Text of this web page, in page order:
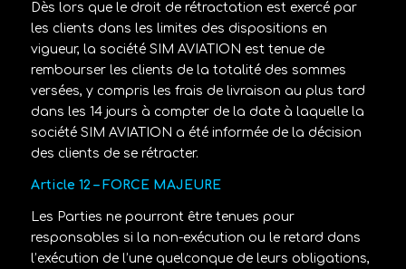
Dès lors que le droit de rétractation est exercé par
les clients dans les limites des dispositions en
vigueur, la société SIM AVIATION est tenue de
rembourser les clients de la totalité des sommes
versées, y compris les frais de livraison au plus tard
dans les 14 jours à compter de la date à laquelle la
société SIM AVIATION a été informée de la décision
des clients de se rétracter.
Article 12 – FORCE MAJEURE
Les Parties ne pourront être tenues pour
responsables si la non-exécution ou le retard dans
l’exécution de l’une quelconque de leurs obligations,